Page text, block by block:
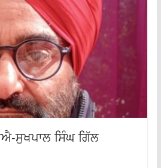
ਸੁਖਪਾਲ ਸਿੰਘ ਗਿੱਲ